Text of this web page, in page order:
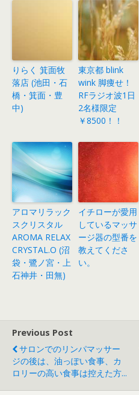
りらく 箕面牧
落店 (池田・石
橋・箕面・豊
中)
東京都 blink
wink 脚痩せ！
RFラジオ波1日
2名様限定
￥8500！！
アロマリラック
スクリスタル
AROMA RELAX
CRYSTAL.O (沼
袋・鷺ノ宮・上
石神井・田無)
イチローが愛用
しているマッサ
ージ器の型番を
教えてくださ
い。
Previous Post
サロンでのリンパマッサー
ジの後は、油っぽい食事、カ
ロリーの高い食事は控えた方...